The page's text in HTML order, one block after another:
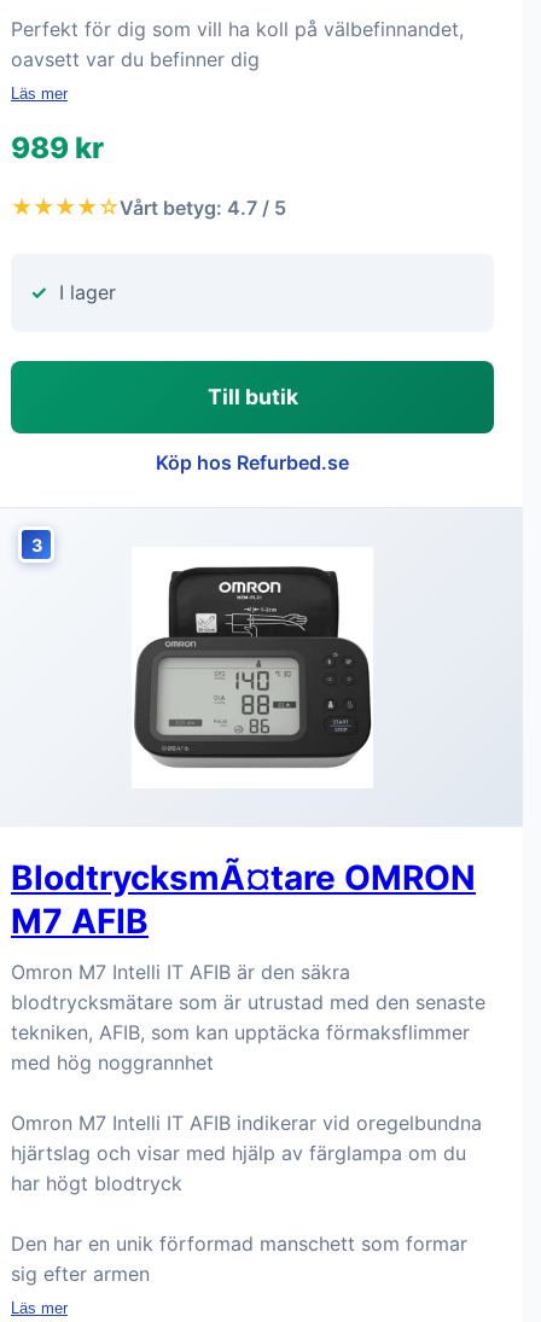
Perfekt för dig som vill ha koll på välbefinnandet,
oavsett var du befinner dig
Läs mer
989 kr
★★★★☆Vårt betyg: 4.7 / 5
I lager
Till butik
Köp hos Refurbed.se
3
BlodtrycksmÃ¤tare OMRON
M7 AFIB
Omron M7 Intelli IT AFIB är den säkra
blodtrycksmätare som är utrustad med den senaste
tekniken, AFIB, som kan upptäcka förmaksflimmer
med hög noggrannhet
Omron M7 Intelli IT AFIB indikerar vid oregelbundna
hjärtslag och visar med hjälp av färglampa om du
har högt blodtryck
Den har en unik förformad manschett som formar
sig efter armen
Läs mer